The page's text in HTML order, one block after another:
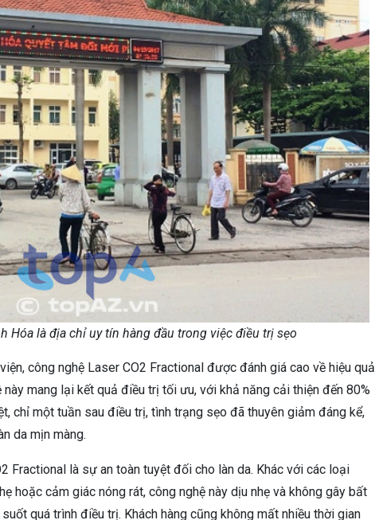
Hóa là địa chỉ uy tín hàng đầu trong việc điều trị sẹo
công nghệ Laser CO2 Fractional được đánh giá cao về hiệu quả
mang lại kết quả điều trị tối ưu, với khả năng cải thiện đến 80%
chỉ một tuần sau điều trị, tình trạng sẹo đã thuyên giảm đáng kể,
da mịn màng.
Fractional là sự an toàn tuyệt đối cho làn da. Khác với các loại
hoặc cảm giác nóng rát, công nghệ này dịu nhẹ và không gây bất
quá trình điều trị. Khách hàng cũng không mất nhiều thời gian